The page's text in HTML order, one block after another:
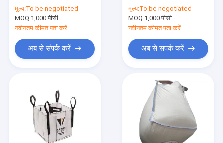
मूल्य:To be negotiated
MOQ:1,000 पीसी
नवीनतम कीमत पता करें
अब से संपर्क करें
मूल्य:To be negotiated
MOQ:1,000 पीसी
नवीनतम कीमत पता करें
अब से संपर्क करें